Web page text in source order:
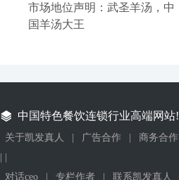
市场地位声明：武圣羊汤，中
国羊汤大王
中国特色餐饮连锁行业高端网站!
关于凯发真人 | 广告合作 |
商务合作
| |
对话ceo
| 专栏作者 | 联系凯发真人